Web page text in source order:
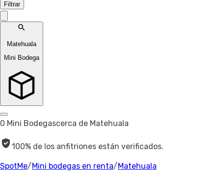
Filtrar
Matehuala
Mini Bodega
0 Mini Bodegascerca de Matehuala
100% de los anfitriones están verificados.
SpotMe/ Mini bodegas en renta/ Matehuala